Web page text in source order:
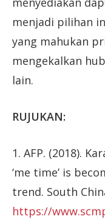
menjadi pilihan
yang mahukan
mengekalkan
lain.
RUJUKAN:
1. AFP. (2018).
‘me time’ is
trend. South
https://